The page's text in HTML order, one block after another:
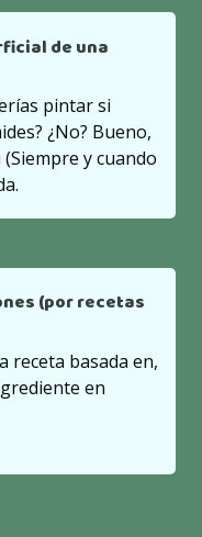
de una
pintar si
¿No? Bueno,
y cuando
(por recetas
receta basada en,
en